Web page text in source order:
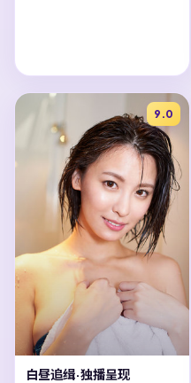
9.0
白昼追缉·独播呈现